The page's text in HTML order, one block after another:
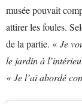
musée pouvait
attirer les foules.
de la partie. « Je
le jardin à
« Je l’ai abordé